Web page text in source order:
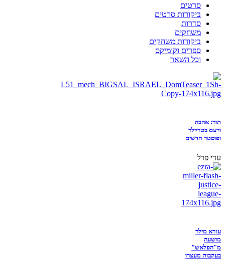
סרטים
ביקורות סרטים
סדרות
משחקים
ביקורות משחקים
ספרים וקומיקס
וכל השאר
תור: אהבה
ורעם בטריילר
ופוסטר חדשים
עדי פרל
עזרא מילר
מושעה
מ"הפלאש"
בעקבות מעצרו